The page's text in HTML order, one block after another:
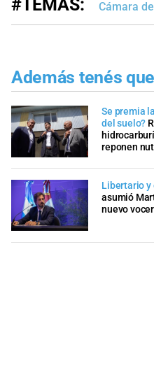
#TEMAS: Cámara
Además tenés
Se premia
del suelo?
reponen
Libertario y
asumió
nuevo